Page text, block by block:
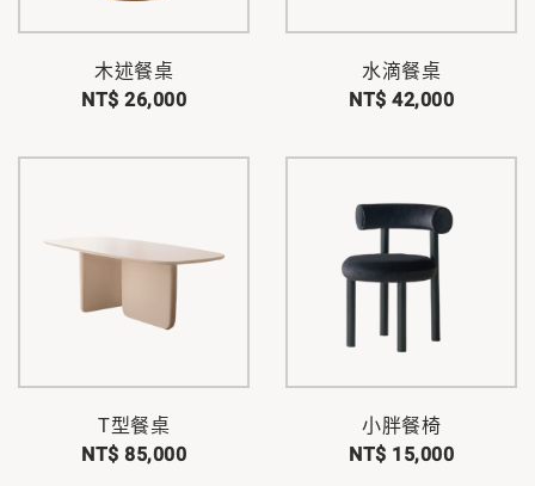
木述餐桌
NT$ 26,000
水滴餐桌
NT$ 42,000
T型餐桌
NT$ 85,000
小胖餐椅
NT$ 15,000